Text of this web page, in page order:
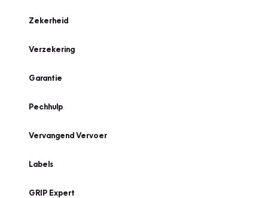
Zekerheid
Verzekering
Garantie
Pechhulp
Vervangend Vervoer
Labels
GRIP Expert